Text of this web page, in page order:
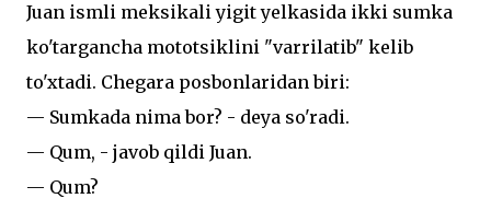
Juan ismli meksikali yigit yelkasida ikki sumka
ko'targancha mototsiklini "varrilatib" kelib
to'xtadi. Chegara posbonlaridan biri:
— Sumkada nima bor? - deya so'radi.
— Qum, - javob qildi Juan.
— Qum?